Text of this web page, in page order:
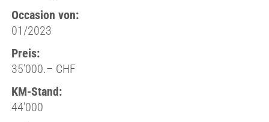
Occasion von:
01/2023
Preis:
35’000.– CHF
KM-Stand:
44’000